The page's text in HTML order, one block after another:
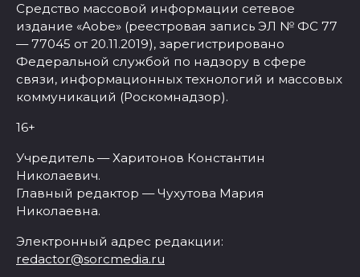
Средство массовой информации сетевое
издание «Aobe» (реестровая запись ЭЛ № ФС 77
— 77045 от 20.11.2019), зарегистрировано
Федеральной службой по надзору в сфере
связи, информационных технологий и массовых
коммуникаций (Роскомнадзор).
16+
Учредитель — Харитонов Константин
Николаевич.
Главный редактор — Чухутова Мария
Николаевна.
Электронный адрес редакции:
redactor@sorcmedia.ru